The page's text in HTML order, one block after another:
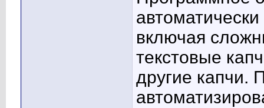
включая
текстовые
другие капчи.